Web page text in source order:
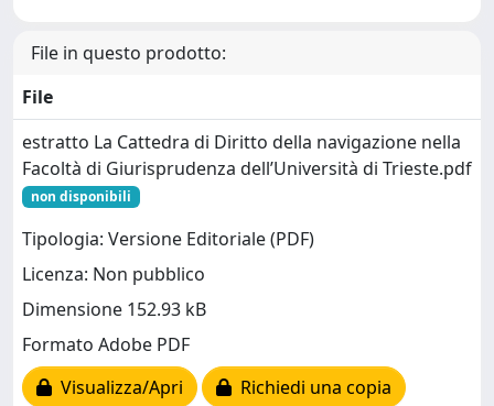
File in questo prodotto:
File
estratto La Cattedra di Diritto della navigazione nella
Facoltà di Giurisprudenza dell’Università di Trieste.pdf
non disponibili
Tipologia: Versione Editoriale (PDF)
Licenza: Non pubblico
Dimensione 152.93 kB
Formato Adobe PDF
Visualizza/Apri
Richiedi una copia